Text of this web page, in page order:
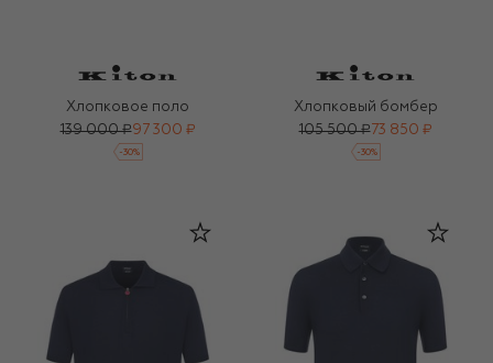
Хлопковое поло
139 000 ₽97 300 ₽
-30%
Хлопковый бомбер
105 500 ₽73 850 ₽
-30%